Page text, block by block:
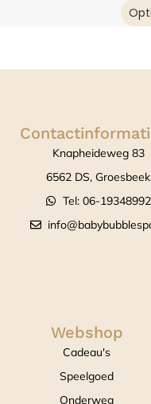
Knapheideweg 83
6562 DS, Groesbeek
Tel: 06-19348992
Webshop
Cadeau's
Speelgoed
Onderweg